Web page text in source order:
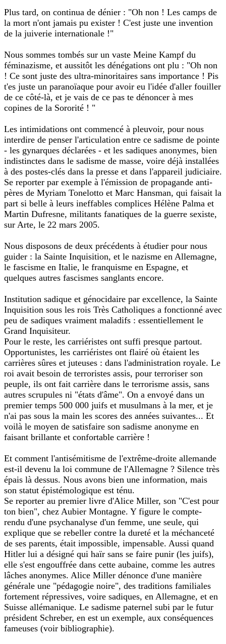
Plus tard, on continua de dénier : "Oh non ! Les camps de
la mort n'ont jamais pu exister ! C'est juste une invention
de la juiverie internationale !"
Nous sommes tombés sur un vaste Meine Kampf du
féminazisme, et aussitôt les dénégations ont plu : "Oh non
! Ce sont juste des ultra-minoritaires sans importance ! Pis
t'es juste un paranoïaque pour avoir eu l'idée d'aller fouiller
de ce côté-là, et je vais de ce pas te dénoncer à mes
copines de la Sororité ! "
Les intimidations ont commencé à pleuvoir, pour nous
interdire de penser l'articulation entre ce sadisme de pointe
- les gynarques déclarées - et les sadiques anonymes, bien
indistinctes dans le sadisme de masse, voire déjà installées
à des postes-clés dans la presse et dans l'appareil judiciaire.
Se reporter par exemple à l'émission de propagande anti-
pères de Myriam Tonelotto et Marc Hansman, qui faisait la
part si belle à leurs ineffables complices Hélène Palma et
Martin Dufresne, militants fanatiques de la guerre sexiste,
sur Arte, le 22 mars 2005.
Nous disposons de deux précédents à étudier pour nous
guider : la Sainte Inquisition, et le nazisme en Allemagne,
le fascisme en Italie, le franquisme en Espagne, et
quelques autres fascismes sanglants encore.
Institution sadique et génocidaire par excellence, la Sainte
Inquisition sous les rois Très Catholiques a fonctionné avec
peu de sadiques vraiment maladifs : essentiellement le
Grand Inquisiteur.
Pour le reste, les carriéristes ont suffi presque partout.
Opportunistes, les carriéristes ont flairé où étaient les
carrières sûres et juteuses : dans l'administration royale. Le
roi avait besoin de terroristes assis, pour terroriser son
peuple, ils ont fait carrière dans le terrorisme assis, sans
autres scrupules ni "états d'âme". On a envoyé dans un
premier temps 500 000 juifs et musulmans à la mer, et je
n'ai pas sous la main les scores des années suivantes... Et
voilà le moyen de satisfaire son sadisme anonyme en
faisant brillante et confortable carrière !
Et comment l'antisémitisme de l'extrême-droite allemande
est-il devenu la loi commune de l'Allemagne ? Silence très
épais là dessus. Nous avons bien une information, mais
son statut épistémologique est ténu.
Se reporter au premier livre d'Alice Miller, son "C'est pour
ton bien", chez Aubier Montagne. Y figure le compte-
rendu d'une psychanalyse d'un femme, une seule, qui
explique que se rebeller contre la dureté et la méchanceté
de ses parents, était impossible, impensable. Aussi quand
Hitler lui a désigné qui haïr sans se faire punir (les juifs),
elle s'est engouffrée dans cette aubaine, comme les autres
lâches anonymes. Alice Miller dénonce d'une manière
générale une "pédagogie noire", des traditions familiales
fortement répressives, voire sadiques, en Allemagne, et en
Suisse allémanique. Le sadisme paternel subi par le futur
président Schreber, en est un exemple, aux conséquences
fameuses (voir bibliographie).